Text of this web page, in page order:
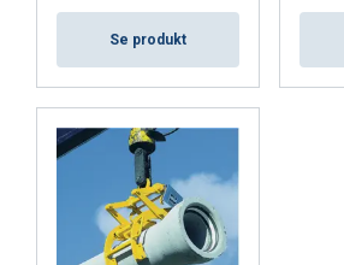
Se produkt
ACCEPTER ALLE
AFVIS ALLE
VIS DETALJER